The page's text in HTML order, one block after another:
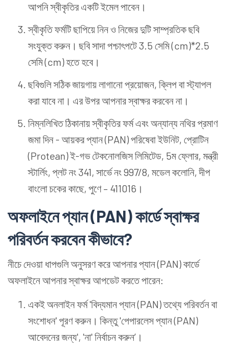
আপনি স্বীকৃতির একটি ইমেল পাবেন।
স্বীকৃতি ফর্মটি ছাপিয়ে নিন ও নিজের দুটি সাম্প্রতিক ছবি
সংযুক্ত করুন। ছবি সাদা পশ্চাৎপটে 3.5 সেমি (cm)*2.5
সেমি (cm) হতে হবে।
ছবিগুলি সঠিক জায়গায় লাগানো প্রয়োজন, ক্লিপ বা স্ট্যাপল
করা যাবে না। এর উপর আপনার স্বাক্ষর করবেন না।
নিম্নলিখিত ঠিকানায় স্বীকৃতির ফর্ম এবং অন্যান্য নথির প্রমাণ
জমা দিন - আয়কর প্যান (PAN) পরিষেবা ইউনিট, প্রোটিন
(Protean) ই-গভ টেকনোলজিস লিমিটেড, 5ম ফ্লোর, মন্ত্রী
স্টার্লিং, প্লট নং 341, সার্ভে নং 997/8, মডেল কলোনি, দীপ
বাংলো চকের কাছে, পুণে – 411016।
অফলাইনে প্যান (PAN) কার্ডে স্বাক্ষর
পরিবর্তন করবেন কীভাবে?
নীচে দেওয়া ধাপগুলি অনুসরণ করে আপনার প্যান (PAN) কার্ডে
অফলাইনে আপনার স্বাক্ষর আপডেট করতে পারেন:
একই অনলাইন ফর্ম 'বিদ্যমান প্যান (PAN) তথ্যে পরিবর্তন বা
সংশোধন' পূরণ করুন। কিন্তু 'পেপারলেস প্যান (PAN)
আবেদনের জন্য', 'না' নির্বাচন করুন’।